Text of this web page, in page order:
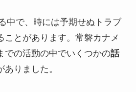
中で、時には予期せぬトラブ
ことがあります。常磐カナメ
での活動の中でいくつかの話
りました。